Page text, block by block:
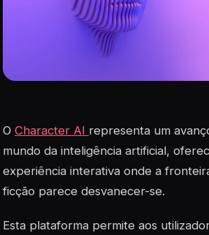
O Character AI representa um
mundo da inteligência artificial,
experiência interativa onde a
ficção parece desvanecer-se.
Esta plataforma permite aos